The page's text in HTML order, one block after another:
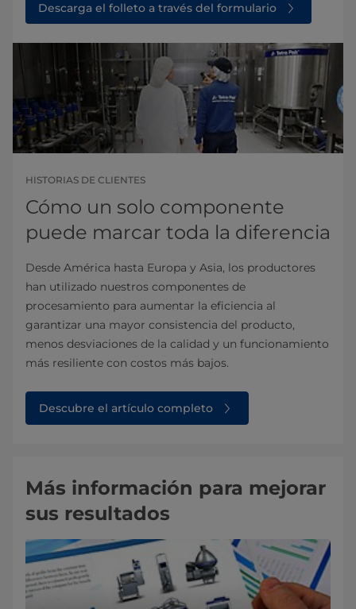
Descarga el folleto a través del formulario
HISTORIAS DE CLIENTES
Cómo un solo componente
puede marcar toda la diferencia
Desde América hasta Europa y Asia, los productores
han utilizado nuestros componentes de
procesamiento para aumentar la eficiencia al
garantizar una mayor consistencia del producto,
menos desviaciones de la calidad y un funcionamiento
más resiliente con costos más bajos.
Descubre el artículo completo
Más información para mejorar
sus resultados